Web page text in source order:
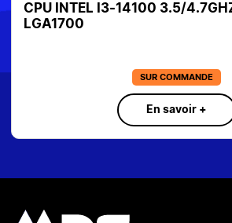
CPU INTEL I3-14100 3.5/
LGA1700
SUR COMMANDE
En savoir +